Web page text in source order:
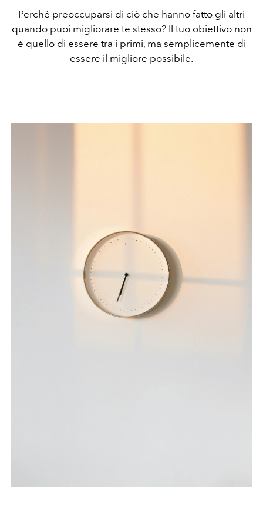
Perché preoccuparsi di ciò che hanno fatto gli altri
quando puoi migliorare te stesso? Il tuo obiettivo non
è quello di essere tra i primi, ma semplicemente di
essere il migliore possibile.